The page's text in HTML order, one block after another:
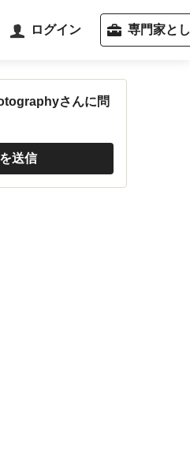
ログイン 専門家と
さんに問
送信